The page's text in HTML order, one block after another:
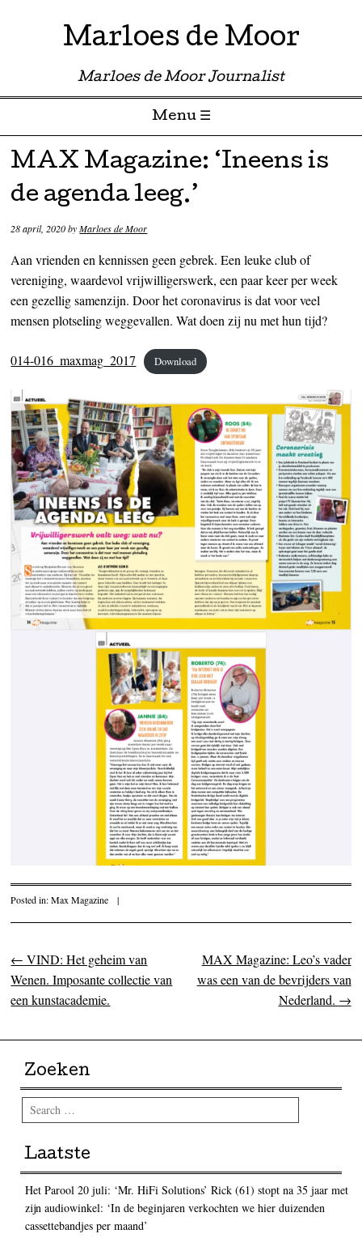
Marloes de Moor
Marloes de Moor Journalist
Menu ☰
Skip to content
MAX Magazine: ‘Ineens is
de agenda leeg.’
28 april, 2020byMarloes de Moor
Aan vrienden en kennissen geen gebrek. Een leuke club of
vereniging, waardevol vrijwilligerswerk, een paar keer per week
een gezellig samenzijn. Door het coronavirus is dat voor veel
mensen plotseling weggevallen. Wat doen zij nu met hun tijd?
014-016_maxmag_2017 Download
Posted in:Max Magazine |
Post navigation
← VIND: Het geheim van
Wenen. Imposante collectie van
een kunstacademie.
MAX Magazine: Leo’s vader
was een van de bevrijders van
Nederland. →
Zoeken
Search
Laatste
Het Parool 20 juli: ‘Mr. HiFi Solutions’ Rick (61) stopt na 35 jaar met
zijn audiowinkel: ‘In de beginjaren verkochten we hier duizenden
cassettebandjes per maand’